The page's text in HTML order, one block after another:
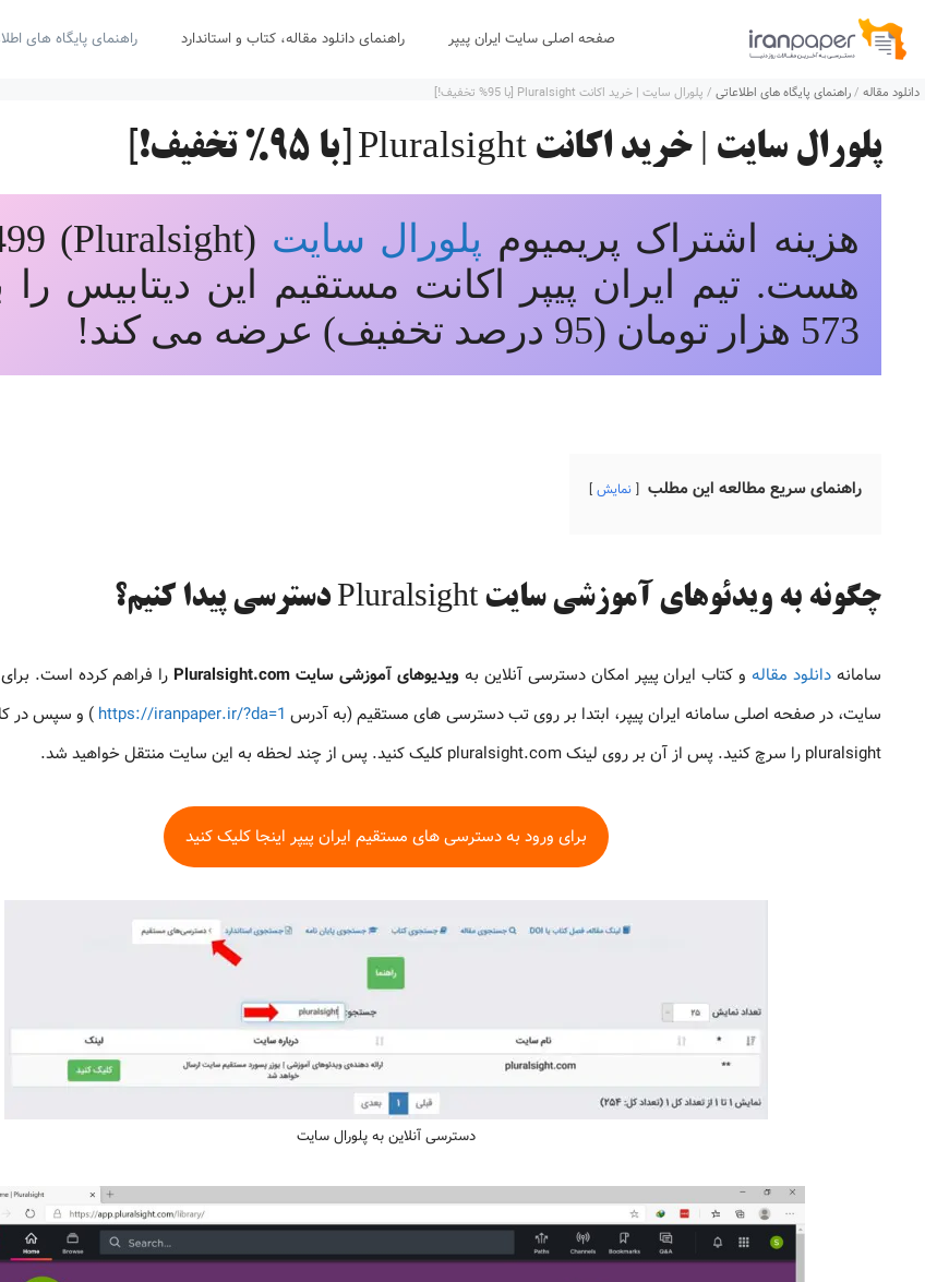
پرش
محتوا
صفحه اصلی سایت ایران پیپر راهنمای دانلود مقاله، کتاب و استاندارد راهنمای پایگاه های
دانلود مقاله /راهنمای پایگاه های اطلاعاتی / پلورال سایت | خرید اکانت Pluralsight [با 95% تخفیف!]
پلورال سایت | خرید اکانت Pluralsight [با 95% تخفیف!]
هزینه اشتراک پریمیوم پلورال سایت
573 هزار تومان (95 درصد تخفیف) عرضه می کند!
راهنمای سریع مطالعه این مطلب نمایش
چگونه به ویدئوهای آموزشی سایت Pluralsight دسترسی پیدا کنیم؟
سامانه دانلود مقاله و کتاب ایران پیپر امکان دسترسی آنلاین به ویدیوهای آموزشی سایت Pluralsight.com
را فراهم کرده است.
سایت، در صفحه اصلی سامانه ایران پیپر، ابتدا بر روی تب دسترسی های مستقیم (به آدرس https://iranpaper.ir/?da=1 ) و سپس در
pluralsight را سرچ کنید. پس از آن بر روی لینک pluralsight.com کلیک کنید. پس از چند لحظه به این سایت منتقل خواهید شد.
برای ورود به دسترسی های مستقیم ایران پیپر اینجا کلیک کنید
دسترسی آنلاین به پلورال سایت